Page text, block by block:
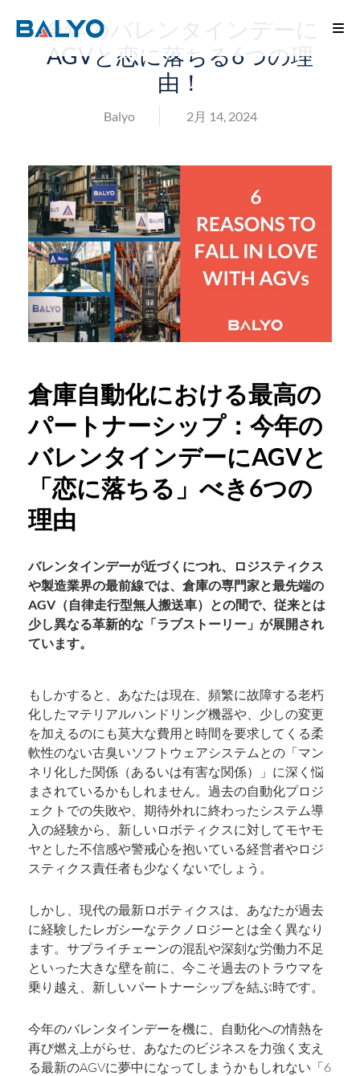
今年のバレンタインデーに
AGVと恋に落ちる6つの理
由！
Balyo 2月 14, 2024
倉庫自動化における最高の
パートナーシップ：今年の
バレンタインデーにAGVと
「恋に落ちる」べき6つの
理由
バレンタインデーが近づくにつれ、ロジスティクス
や製造業界の最前線では、倉庫の専門家と最先端の
AGV（自律走行型無人搬送車）との間で、従来とは
少し異なる革新的な「ラブストーリー」が展開され
ています。
もしかすると、あなたは現在、頻繁に故障する老朽
化したマテリアルハンドリング機器や、少しの変更
を加えるのにも莫大な費用と時間を要求してくる柔
軟性のない古臭いソフトウェアシステムとの「マン
ネリ化した関係（あるいは有害な関係）」に深く悩
まされているかもしれません。過去の自動化プロジ
ェクトでの失敗や、期待外れに終わったシステム導
入の経験から、新しいロボティクスに対してモヤモ
ヤとした不信感や警戒心を抱いている経営者やロジ
スティクス責任者も少なくないでしょう。
しかし、現代の最新ロボティクスは、あなたが過去
に経験したレガシーなテクノロジーとは全く異なり
ます。サプライチェーンの混乱や深刻な労働力不足
といった大きな壁を前に、今こそ過去のトラウマを
乗り越え、新しいパートナーシップを結ぶ時です。
今年のバレンタインデーを機に、自動化への情熱を
再び燃え上がらせ、あなたのビジネスを力強く支え
る最新のAGVに夢中になってしまうかもしれない「6